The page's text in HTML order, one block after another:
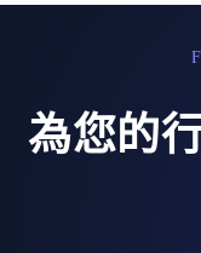
為您的